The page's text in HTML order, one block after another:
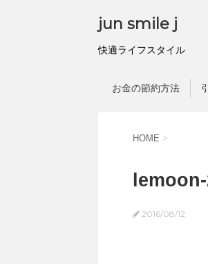
jun smile j
快適ライフスタイル
お金の節約方法
HOME >
2016/08/12